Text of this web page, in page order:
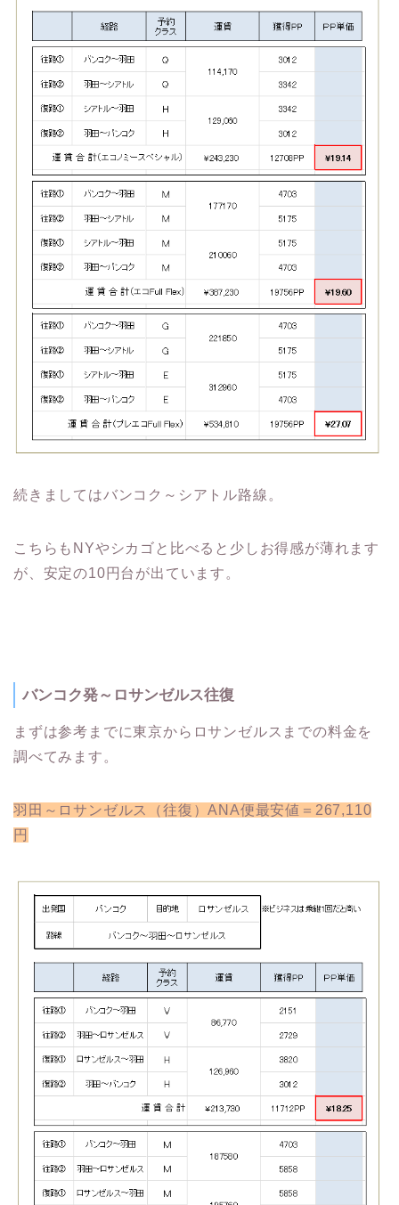
続きましてはバンコク～シアトル路線。
こちらもNYやシカゴと比べると少しお得感が薄れます
が、安定の10円台が出ています。
バンコク発～ロサンゼルス往復
まずは参考までに東京からロサンゼルスまでの料金を
調べてみます。
羽田～ロサンゼルス（往復）ANA便最安値＝267,110
円